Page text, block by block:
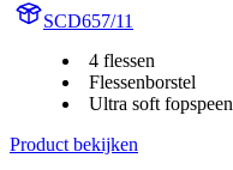
SCD657/11
4 flessen
Flessenborstel
Ultra soft fopspeen
Product bekijken